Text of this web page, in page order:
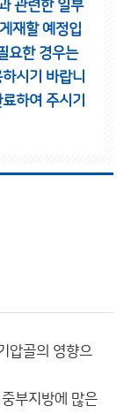
관련한 일부
재할 예정입
요한 경우는
시기 바랍니
하여 주시기
압골의 영향으
부지방에 많은